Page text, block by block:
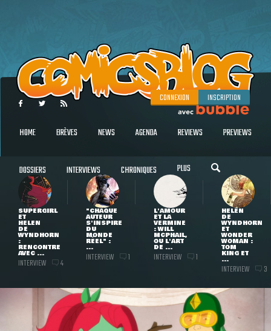
CONNEXION INSCRIPTION
HOME BRÈVES NEWS AGENDA REVIEWS PREVIEWS
DOSSIERS INTERVIEWS CHRONIQUES PLUS
SUPERGIRL
ET
HELEN
DE
WYNDHORN
:
RENCONTRE
AVEC ...
INTERVIEW 4
"CHAQUE
AUTEUR
S'INSPIRE
DU
MONDE
RÉEL" :
...
INTERVIEW 1
L'AMOUR
ET LA
VERMINE
: WILL
MCPHAIL,
OU L'ART
DE ...
INTERVIEW 1
HELEN
DE
WYNDHORN
ET
WONDER
WOMAN :
TOM
KING ET
...
INTERVIEW 3